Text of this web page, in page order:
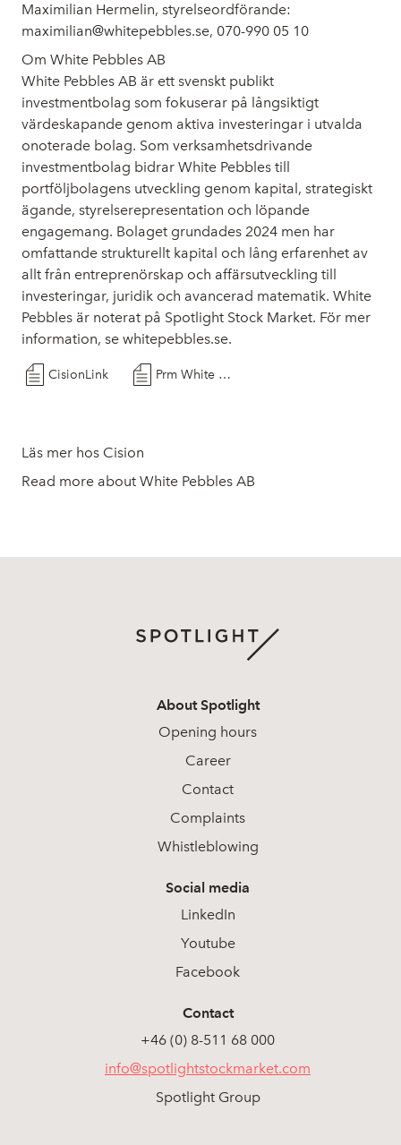
Maximilian Hermelin, styrelseordförande:
maximilian@whitepebbles.se, 070-990 05 10
Om White Pebbles AB
White Pebbles AB är ett svenskt publikt
investmentbolag som fokuserar på långsiktigt
värdeskapande genom aktiva investeringar i utvalda
onoterade bolag. Som verksamhetsdrivande
investmentbolag bidrar White Pebbles till
portföljbolagens utveckling genom kapital, strategiskt
ägande, styrelserepresentation och löpande
engagemang. Bolaget grundades 2024 men har
omfattande strukturellt kapital och lång erfarenhet av
allt från entreprenörskap och affärsutveckling till
investeringar, juridik och avancerad matematik. White
Pebbles är noterat på Spotlight Stock Market. För mer
information, se whitepebbles.se.
CisionLink Prm White Pebbles kommuniké från årsstämma 2026
Läs mer hos Cision
Read more about White Pebbles AB
About Spotlight
Opening hours
Career
Contact
Complaints
Whistleblowing
Social media
LinkedIn
Youtube
Facebook
Contact
+46 (0) 8-511 68 000
info@spotlightstockmarket.com
Spotlight Group